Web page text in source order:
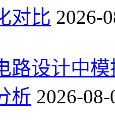
对比 2026-
路设计中
析 2026-